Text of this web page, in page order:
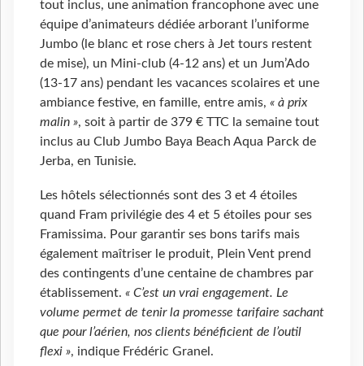
tout inclus, une animation francophone avec une
équipe d’animateurs dédiée arborant l’uniforme
Jumbo (le blanc et rose chers à Jet tours restent
de mise), un Mini-club (4-12 ans) et un Jum’Ado
(13-17 ans) pendant les vacances scolaires et une
ambiance festive, en famille, entre amis, « à prix
malin », soit à partir de 379 € TTC la semaine tout
inclus au Club Jumbo Baya Beach Aqua Parck de
Jerba, en Tunisie.
Les hôtels sélectionnés sont des 3 et 4 étoiles
quand Fram privilégie des 4 et 5 étoiles pour ses
Framissima. Pour garantir ses bons tarifs mais
également maîtriser le produit, Plein Vent prend
des contingents d’une centaine de chambres par
établissement. « C’est un vrai engagement. Le
volume permet de tenir la promesse tarifaire sachant
que pour l’aérien, nos clients bénéficient de l’outil
flexi », indique Frédéric Granel.